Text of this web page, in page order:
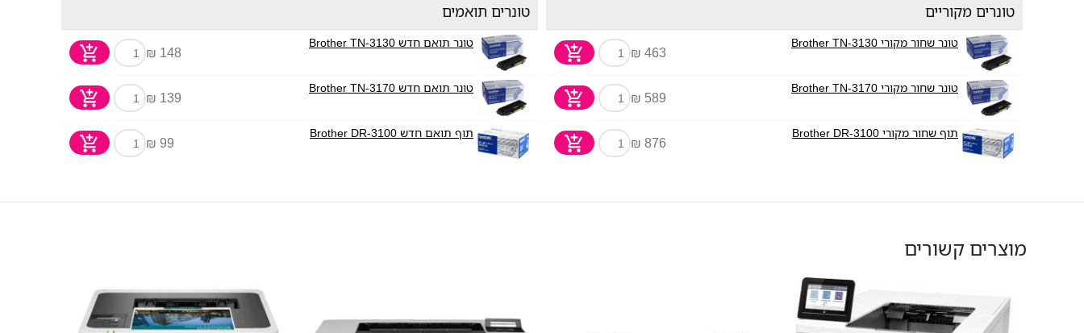
טונרים מקוריים
טונר שחור מקורי Brother TN-3130
463 ₪
טונר שחור מקורי Brother TN-3170
589 ₪
תוף שחור מקורי Brother DR-3100
876 ₪
טונרים תואמים
טונר תואם חדש Brother TN-3130
148 ₪
טונר תואם חדש Brother TN-3170
139 ₪
תוף תואם חדש Brother DR-3100
99 ₪
מוצרים קשורים